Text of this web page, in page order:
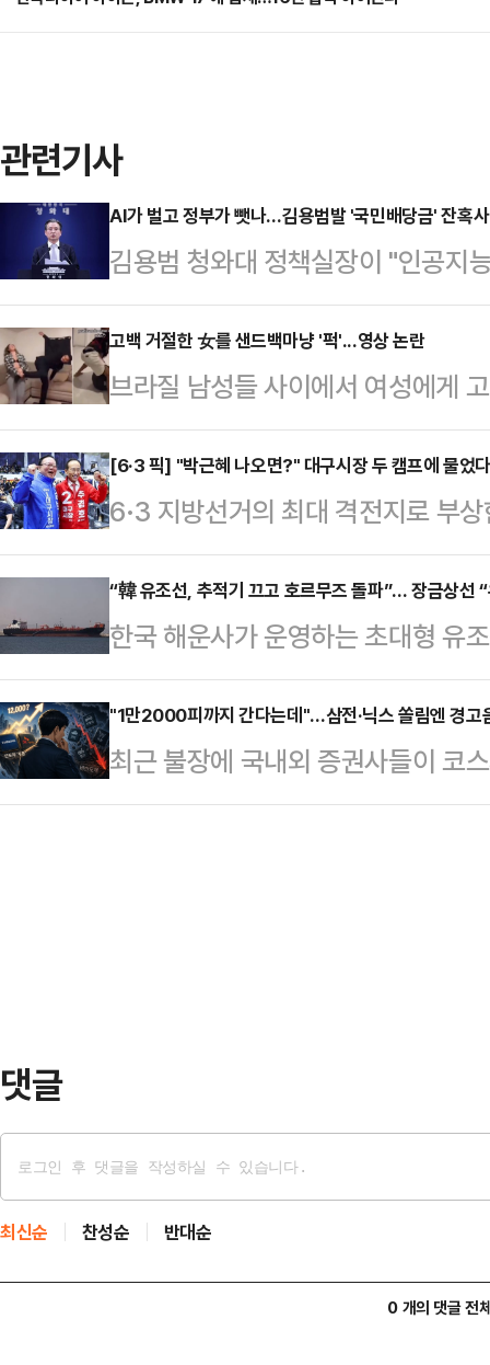
관련기사
AI가 벌고 정부가 뺏나…김용범발 '국민배당금' 잔혹
김용범 청와대 정책실장이 "인공지
의 결과가 아니다"라며 기업 초과
바 '국민배당금' 제도를 언급해 파
주의 배급 경제"라고 강하게 비판
검토와 무관한 개인 의견"이라고
은 전날 밤 자신의 페이스북에 "AI
적 호황을 만들고, 그것이 역대급
지는 …
고백 거절한 女를 샌드백마냥 '퍽'...영상 논란
브라질 남성들 사이에서 여성에게
습한다는 내용의 영상이 사회관계
일고 있다.10일(현지시간) 뉴욕포
고백을 거절할 경우를 대비한 훈련'
있다.영상 속 남성들은 샌드백을 때
기를 카메라에 겨누는 모습 등을 보
3월 8일 전후로 빠르게 확산된 것
장에서 고백을 거절…
[6·3 픽] "박근혜 나오면?" 대구시장 두 캠프에 물었
6·3 지방선거의 최대 격전지로 부
일찌감치 대진표를 확정한 더불어
지율 격차가 오차범위 내로 좁혀지
새다. 공식 선거운동 개막을 일주
라는 각자의 승부수를 던진 두 후보
이 JTBC의뢰로 지난 5~6일 무선
서 추 후보는 41%, 김 후보는 40%
관 입소스가…
“韓 유조선, 추적기 끄고 호르무즈 돌파”… 장금상선
한국 해운사가 운영하는 초대형 유
통과한 사실이 뒤늦게 확인됐다. 이
히 끄고 이란이 펼친 해상 봉쇄망을
11일(현지시간) 해운 데이터 분석
그룹(LSEG) 자료를 인용해 이달
"1만2000피까지 간다는데"…삼전·닉스 쏠림엔 경고
최근 불장에 국내외 증권사들이 코
만, 삼성전자와 SK하이닉스 등 반
댓글
최신순 찬성순 반대순
0 개의 댓글 전